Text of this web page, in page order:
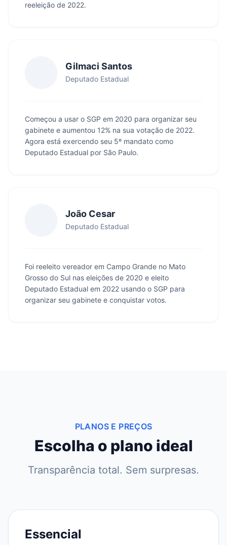
reeleição de 2022.
Gilmaci Santos
Deputado Estadual
Começou a usar o SGP em 2020 para organizar seu
gabinete e aumentou 12% na sua votação de 2022.
Agora está exercendo seu 5º mandato como
Deputado Estadual por São Paulo.
João Cesar
Deputado Estadual
Foi reeleito vereador em Campo Grande no Mato
Grosso do Sul nas eleições de 2020 e eleito
Deputado Estadual em 2022 usando o SGP para
organizar seu gabinete e conquistar votos.
PLANOS E PREÇOS
Escolha o plano ideal
Transparência total. Sem surpresas.
Essencial